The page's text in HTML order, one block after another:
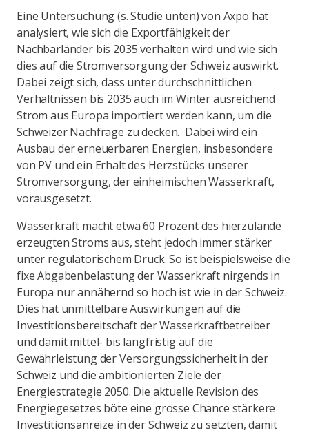
Eine Untersuchung (s. Studie unten) von Axpo hat
analysiert, wie sich die Exportfähigkeit der
Nachbarländer bis 2035 verhalten wird und wie sich
dies auf die Stromversorgung der Schweiz auswirkt.
Dabei zeigt sich, dass unter durchschnittlichen
Verhältnissen bis 2035 auch im Winter ausreichend
Strom aus Europa importiert werden kann, um die
Schweizer Nachfrage zu decken. Dabei wird ein
Ausbau der erneuerbaren Energien, insbesondere
von PV und ein Erhalt des Herzstücks unserer
Stromversorgung, der einheimischen Wasserkraft,
vorausgesetzt.
Wasserkraft macht etwa 60 Prozent des hierzulande
erzeugten Stroms aus, steht jedoch immer stärker
unter regulatorischem Druck. So ist beispielsweise die
fixe Abgabenbelastung der Wasserkraft nirgends in
Europa nur annähernd so hoch ist wie in der Schweiz.
Dies hat unmittelbare Auswirkungen auf die
Investitionsbereitschaft der Wasserkraftbetreiber
und damit mittel- bis langfristig auf die
Gewährleistung der Versorgungssicherheit in der
Schweiz und die ambitionierten Ziele der
Energiestrategie 2050. Die aktuelle Revision des
Energiegesetzes böte eine grosse Chance stärkere
Investitionsanreize in der Schweiz zu setzten, damit